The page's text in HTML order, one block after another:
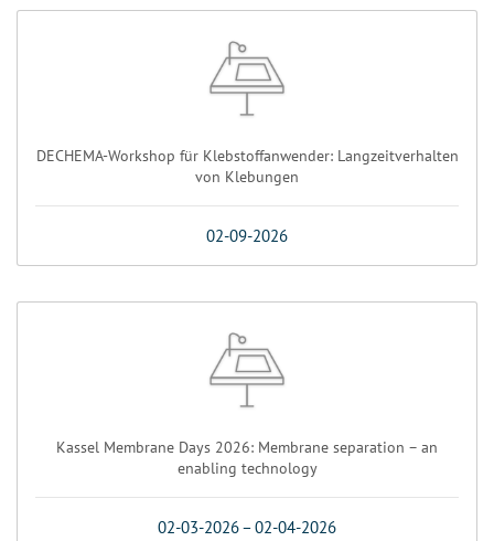
DECHEMA-Workshop für Klebstoffanwender: Langzeitverhalten
von Klebungen
02-09-2026
Kassel Membrane Days 2026: Membrane separation – an
enabling technology
02-03-2026–02-04-2026